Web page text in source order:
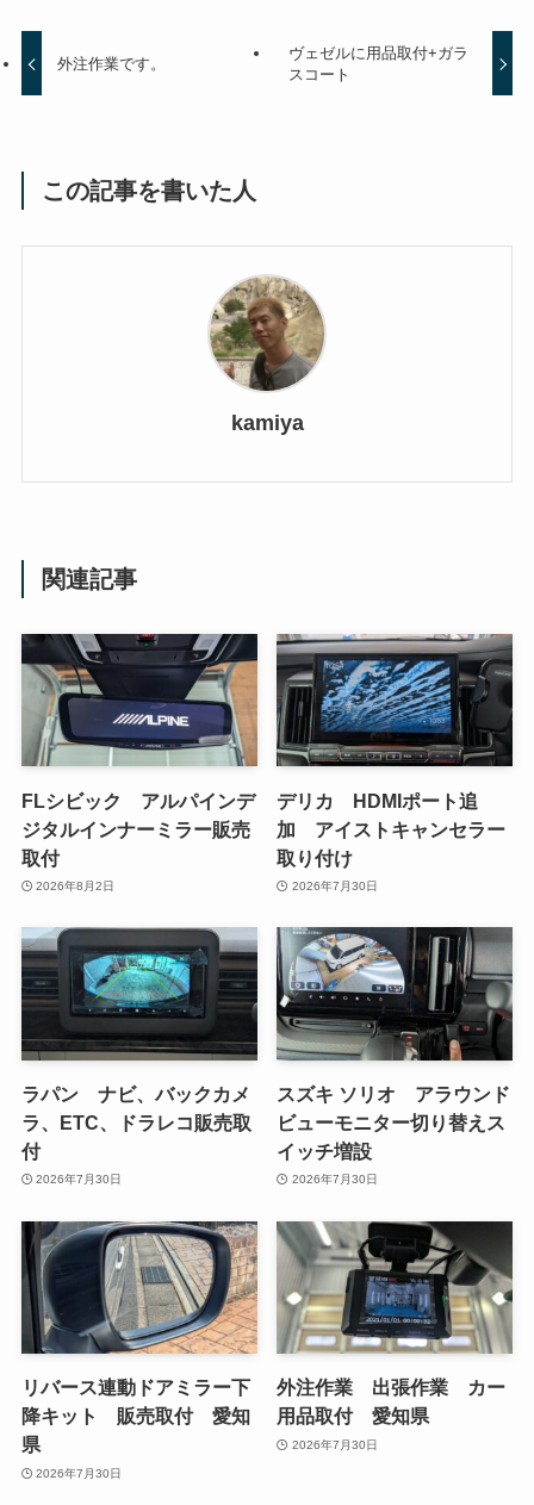
外注作業です。
ヴェゼルに用品取付+ガラ
スコート
この記事を書いた人
kamiya
関連記事
FLシビック アルパインデ
ジタルインナーミラー販売
取付
2026年8月2日
デリカ HDMIポート追
加 アイストキャンセラー
取り付け
2026年7月30日
ラパン ナビ、バックカメ
ラ、ETC、ドラレコ販売取
付
2026年7月30日
スズキ ソリオ アラウンド
ビューモニター切り替えス
イッチ増設
2026年7月30日
リバース連動ドアミラー下
降キット 販売取付 愛知
県
2026年7月30日
外注作業 出張作業 カー
用品取付 愛知県
2026年7月30日